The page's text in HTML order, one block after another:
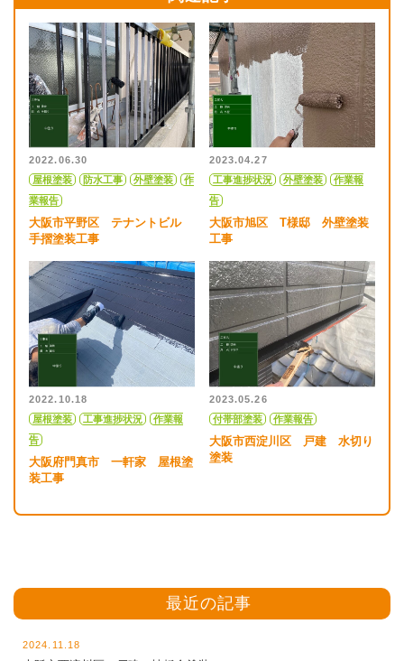
2022.06.30
屋根塗装
防水工事 外壁塗装
作
業報告
大阪市平野区 テナントビル
手摺塗装工事
2023.04.27
工事進捗状況
外壁塗装
作業報
告
大阪市旭区 T様邸 外壁塗装
工事
2022.10.18
屋根塗装
工事進捗状況
作業報
告
大阪府門真市 一軒家 屋根塗
装工事
2023.05.26
付帯部塗装
作業報告
大阪市西淀川区 戸建 水切り
塗装
最近の記事
2024.11.18